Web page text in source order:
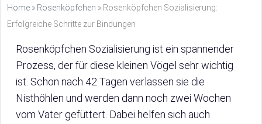
Home » Rosenköpfchen » Rosenköpfchen Sozialisierung:
Erfolgreiche Schritte zur Bindungen
Rosenköpfchen Sozialisierung ist ein spannender
Prozess, der für diese kleinen Vögel sehr wichtig
ist. Schon nach 42 Tagen verlassen sie die
Nisthöhlen und werden dann noch zwei Wochen
vom Vater gefüttert. Dabei helfen sich auch